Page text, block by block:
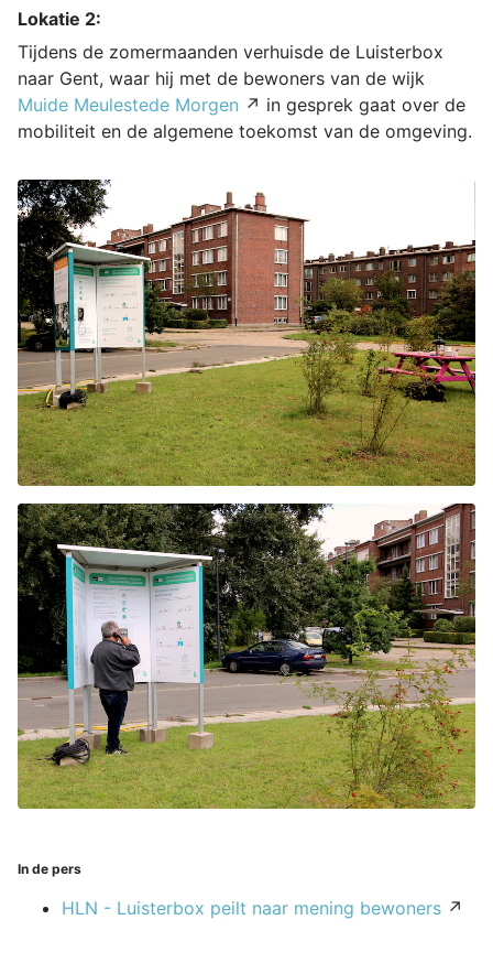
Lokatie 2:
Tijdens de zomermaanden verhuisde de Luisterbox
naar Gent, waar hij met de bewoners van de wijk
Muide Meulestede Morgen ↗ in gesprek gaat over de
mobiliteit en de algemene toekomst van de omgeving.
In de pers
HLN - Luisterbox peilt naar mening bewoners ↗